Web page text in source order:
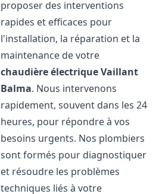
proposer des interventions
rapides et efficaces pour
l'installation, la réparation et la
maintenance de votre
chaudière électrique Vaillant
Balma. Nous intervenons
rapidement, souvent dans les 24
heures, pour répondre à vos
besoins urgents. Nos plombiers
sont formés pour diagnostiquer
et résoudre les problèmes
techniques liés à votre